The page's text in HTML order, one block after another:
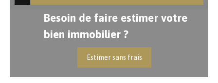
Besoin de faire estimer votre
bien immobilier ?
Estimer sans frais